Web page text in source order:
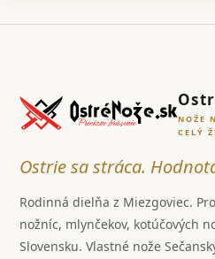
NOŽE
CELÝ
Ostrie sa stráca.
Rodinná dielňa z Miezgoviec.
nožníc, mlynčekov, kotúčových
Slovensku. Vlastné nože